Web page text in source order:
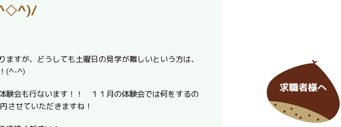
(^◇^)/
すが、どうしても土曜日の見学が難しいという方は、
(^-^)
験会も行ないます！！ １１月の体験会では何をするの
せていただきますね！